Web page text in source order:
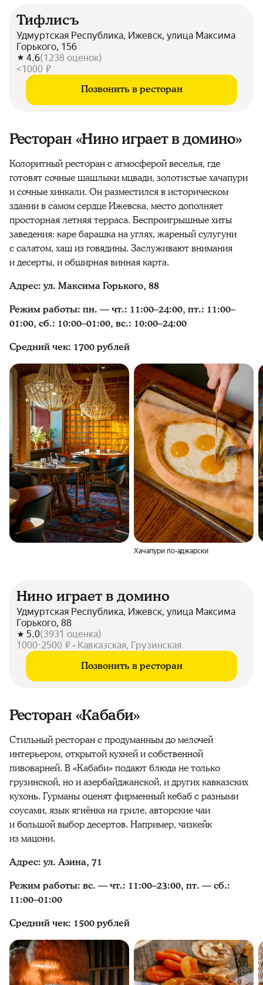
Тифлисъ
Удмуртская Республика, Ижевск, улица Максима
Горького, 156
4.6(1238 оценок)
<1000 ₽
Позвонить в ресторан
Ресторан «Нино играет в домино»
Колоритный ресторан с атмосферой веселья, где
готовят сочные шашлыки мцвади, золотистые хачапури
и сочные хинкали. Он разместился в историческом
здании в самом сердце Ижевска, место дополняет
просторная летняя терраса. Беспроигрышные хиты
заведения: каре барашка на углях, жареный сулугуни
с салатом, хаш из говядины. Заслуживают внимания
и десерты, и обширная винная карта.
Адрес: ул. Максима Горького, 88
Режим работы: пн. — чт.: 11:00–24:00, пт.: 11:00–
01:00, сб.: 10:00–01:00, вс.: 10:00–24:00
Средний чек: 1700 рублей
Хачапури по-аджарски
Нино играет в домино
Удмуртская Республика, Ижевск, улица Максима
Горького, 88
5.0(3931 оценка)
1000-2500 ₽ • Кавказская, Грузинская
Позвонить в ресторан
Ресторан «Кабаби»
Стильный ресторан с продуманным до мелочей
интерьером, открытой кухней и собственной
пивоварней. В «Кабаби» подают блюда не только
грузинской, но и азербайджанской, и других кавказских
кухонь. Гурманы оценят фирменный кебаб с разными
соусами, язык ягнёнка на гриле, авторские чаи
и большой выбор десертов. Например, чизкейк
из мацони.
Адрес: ул. Азина, 71
Режим работы: вс. — чт.: 11:00–23:00, пт. — сб.:
11:00–01:00
Средний чек: 1500 рублей